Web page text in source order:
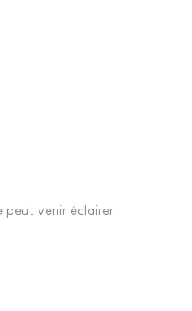
peut venir éclairer